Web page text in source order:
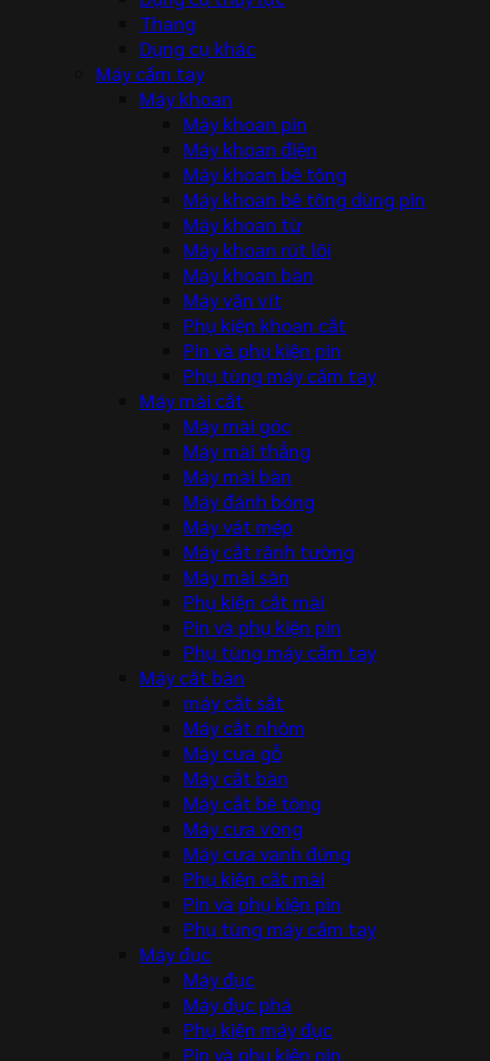
Thang
Dụng cụ khác
Máy cầm tay
Máy khoan
Máy khoan pin
Máy khoan điện
Máy khoan bê tông
Máy khoan bê tông dùng pin
Máy khoan từ
Máy khoan rút lõi
Máy khoan bàn
Máy vặn vít
Phụ kiện khoan cắt
Pin và phụ kiện pin
Phụ tùng máy cầm tay
Máy mài cắt
Máy mài góc
Máy mài thẳng
Máy mài bàn
Máy đánh bóng
Máy vát mép
Máy cắt rãnh tường
Máy mài sàn
Phụ kiện cắt mài
Pin và phụ kiện pin
Phụ tùng máy cầm tay
Máy cắt bàn
máy cắt sắt
Máy cắt nhôm
Máy cưa gỗ
Máy cắt bàn
Máy cắt bê tông
Máy cưa vòng
Máy cưa vanh đứng
Phụ kiện cắt mài
Pin và phụ kiện pin
Phụ tùng máy cầm tay
Máy đục
Máy đục
Máy đục phá
Phụ kiện máy đục
Pin và phụ kiện pin